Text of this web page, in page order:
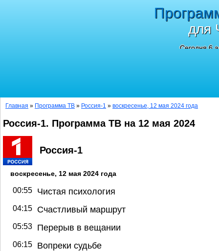
для
Сегодня 6
Главная » Программа ТВ » Россия-1 » воскресенье, 12 мая 2024 года
Россия-1. Программа ТВ на 12 мая 2024
Россия-1
воскресенье, 12 мая 2024 года
00:55 Чистая психология
04:15 Счастливый маршрут
05:53 Перерыв в вещании
06:15 Вопреки судьбе